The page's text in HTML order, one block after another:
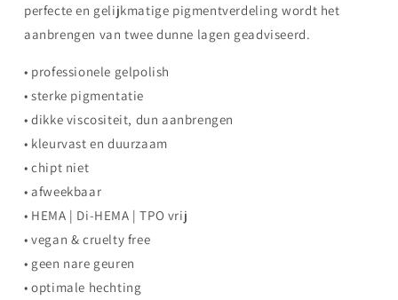
perfecte en gelijkmatige pigmentverdeling wordt het
aanbrengen van twee dunne lagen geadviseerd.
• professionele gelpolish
• sterke pigmentatie
• dikke viscositeit, dun aanbrengen
• kleurvast en duurzaam
• chipt niet
• afweekbaar
• HEMA | Di-HEMA | TPO vrij
• vegan & cruelty free
• geen nare geuren
• optimale hechting